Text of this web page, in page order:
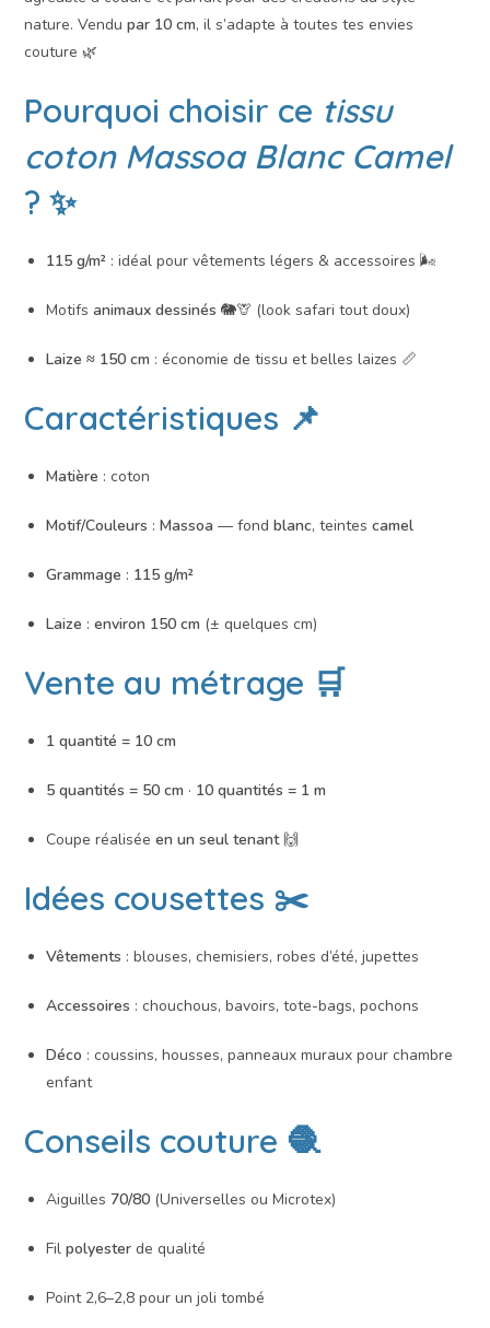
nature. Vendupar 10 cm, il s’adapte à toutes tes envies
couture 🌿
Pourquoi choisir ce tissu
coton Massoa Blanc Camel
? ✨
115 g/m² : idéal pour vêtements légers & accessoires 🌬️
Motifsanimaux dessinés 🐘🦒 (look safari tout doux)
Laize ≈ 150 cm : économie de tissu et belles laizes 📏
Caractéristiques 📌
Matière : coton
Motif/Couleurs :Massoa — fondblanc, teintescamel
Grammage : 115 g/m²
Laize :environ 150 cm (± quelques cm)
Vente au métrage 🛒
1 quantité = 10 cm
5 quantités = 50 cm · 10 quantités = 1 m
Coupe réaliséeen un seul tenant🙌
Idées cousettes ✂️
Vêtements : blouses, chemisiers, robes d’été, jupettes
Accessoires : chouchous, bavoirs, tote-bags, pochons
Déco : coussins, housses, panneaux muraux pour chambre
enfant
Conseils couture 🧶
Aiguilles70/80 (Universelles ou Microtex)
Filpolyester de qualité
Point 2,6–2,8 pour un joli tombé